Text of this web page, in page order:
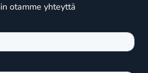
otamme yhteyttä